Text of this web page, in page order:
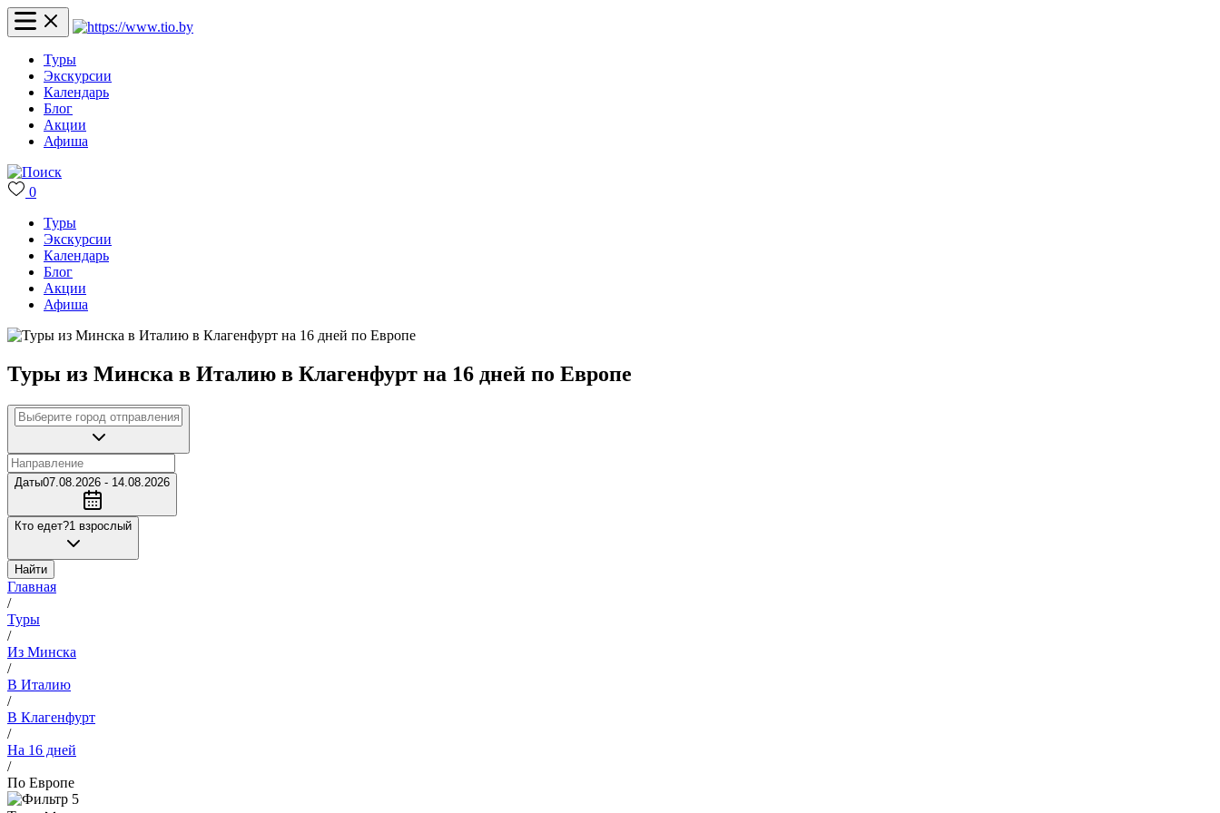
Туры
Экскурсии
Календарь
Блог
Акции
Афиша
0
Туры
Экскурсии
Календарь
Блог
Акции
Афиша
Туры из Минска в Италию в Клагенфурт на 16 дней по Европе
Даты07.08.2026 - 14.08.2026
Кто едет?1 взрослый
Найти
Главная
/
Туры
/
Из Минска
/
В Италию
/
В Клагенфурт
/
На 16 дней
/
По Европе
5